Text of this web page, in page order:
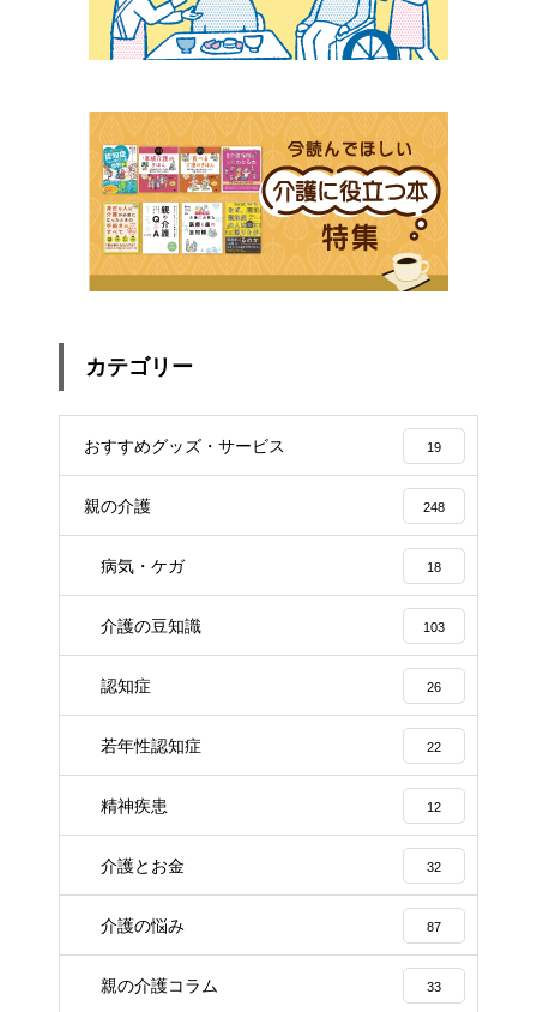
カテゴリー
おすすめグッズ・サービス 19
親の介護 248
病気・ケガ 18
介護の豆知識 103
認知症 26
若年性認知症 22
精神疾患 12
介護とお金 32
介護の悩み 87
親の介護コラム 33